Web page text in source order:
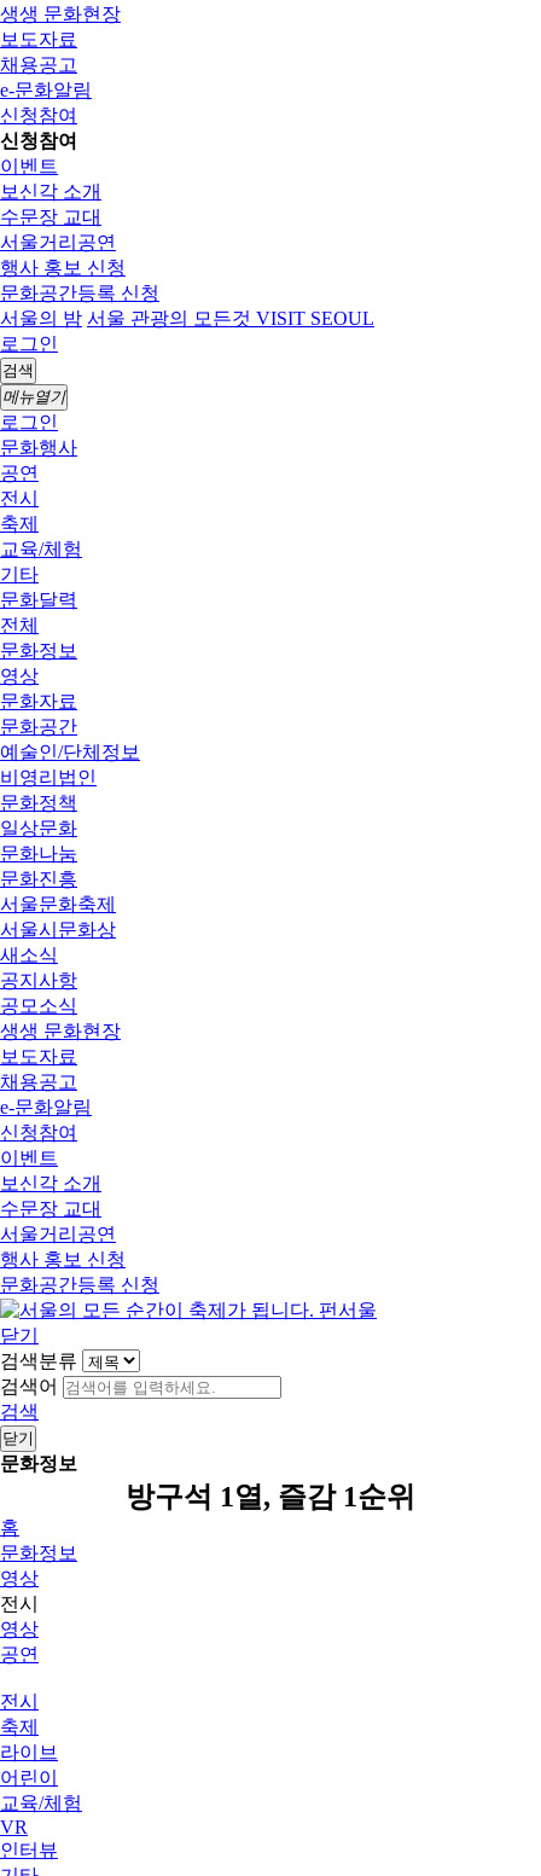
생생 문화현장
보도자료
채용공고
e-문화알림
신청참여
신청참여
이벤트
보신각 소개
수문장 교대
서울거리공연
행사 홍보 신청
문화공간등록 신청
서울의 밤 서울 관광의 모든것 VISIT SEOUL
로그인
검색
메뉴열기
로그인
문화행사
공연
전시
축제
교육/체험
기타
문화달력
전체
문화정보
영상
문화자료
문화공간
예술인/단체정보
비영리법인
문화정책
일상문화
문화나눔
문화진흥
서울문화축제
서울시문화상
새소식
공지사항
공모소식
생생 문화현장
보도자료
채용공고
e-문화알림
신청참여
이벤트
보신각 소개
수문장 교대
서울거리공연
행사 홍보 신청
문화공간등록 신청
닫기
검색분류
검색어
검색
닫기
문화정보
방구석 1열, 즐감 1순위
홈
문화정보
영상
전시
영상
공연
전시
축제
라이브
어린이
교육/체험
VR
인터뷰